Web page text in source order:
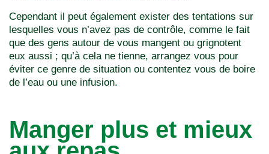
Cependant il peut également exister des tentations sur
lesquelles vous n’avez pas de contrôle, comme le fait
que des gens autour de vous mangent ou grignotent
eux aussi ; qu’à cela ne tienne, arrangez vous pour
éviter ce genre de situation ou contentez vous de boire
de l’eau ou une infusion.
Manger plus et mieux